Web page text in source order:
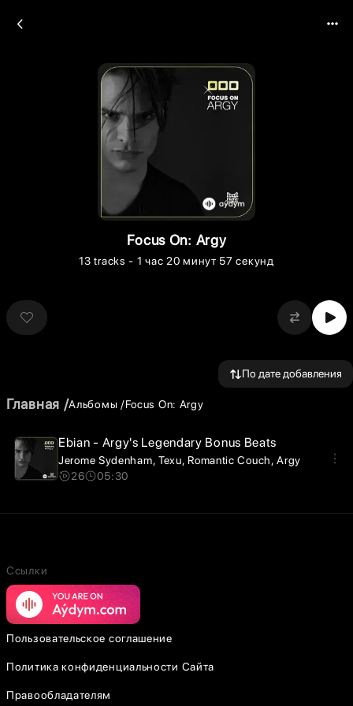
Focus On: Argy
13 tracks- 1 час 20 минут 57 секунд
По дате добавления
Главная Альбомы Focus On: Argy
Ebian - Argy's Legendary Bonus Beats
Jerome Sydenham Texu Romantic Couch Argy
26
05:30
Ссылки
Пользовательское соглашение
Политика конфиденциальности Сайта
Правообладателям